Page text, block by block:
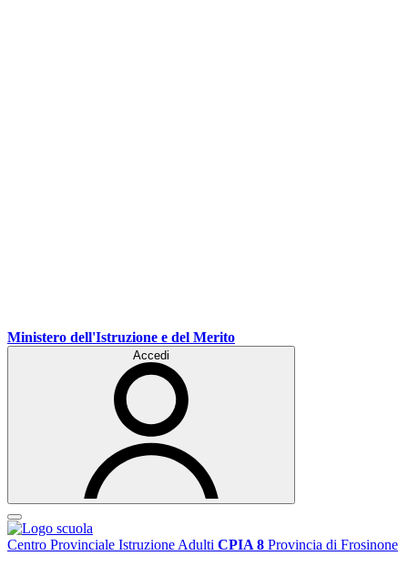
Ministero dell'Istruzione e del Merito
Accedi
Centro Provinciale Istruzione Adulti CPIA 8 Provincia di Frosinone